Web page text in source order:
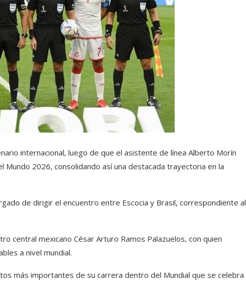
internacional, luego de que el asistente de línea Alberto Morín
2026, consolidando así una destacada trayectoria en la
de dirigir el encuentro entre Escocia y Brasil, correspondiente al
central mexicano César Arturo Ramos Palazuelos, con quien
a nivel mundial.
más importantes de su carrera dentro del Mundial que se celebra